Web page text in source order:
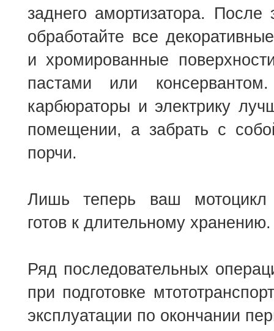
заднего амортизатора. После
обработайте все
и хромированные
пастами или
карбюраторы и электрику
помещении, а забрать с
порчи.
Лишь теперь ваш мотоцикл
готов к длительному хранению.
Ряд последовательных
при подготовке
эксплуатации по окончании